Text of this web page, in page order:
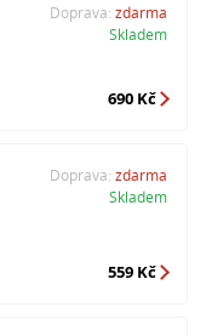
Doprava: zdarma
Skladem
690 Kč
Doprava: zdarma
Skladem
559 Kč